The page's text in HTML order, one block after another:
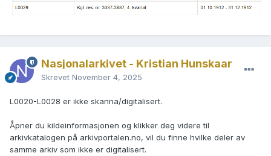
Nasjonalarkivet - Kristian Hunskaar
Skrevet November 4, 2025
L0020-L0028 er ikke skanna/digitalisert.
Åpner du kildeinformasjonen og klikker deg videre til
arkivkatalogen på arkivportalen.no, vil du finne hvilke deler av
samme arkiv som ikke er digitalisert.